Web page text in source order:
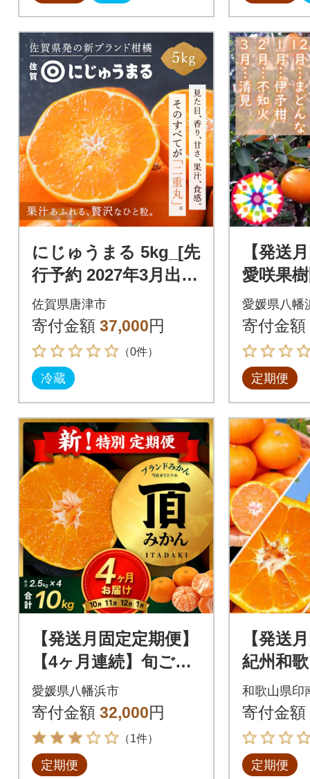
にじゅうまる 5kg_[先
行予約 2027年3月出荷
予定] 佐賀県産【高級
柑橘みかん】
佐賀県唐津市
寄付金額 37,000円
（0件）
冷蔵
【発送
愛咲果
橘定期
月)全5
愛媛県八幡
寄付金額
定期便
【発送月固定定期便】
【4ヶ月連続】旬ごと
に味わいが変化!頂み
かん 2.5kg【G31-5
8】全4回
愛媛県八幡浜市
寄付金額 32,000円
（1件）
定期便
【発送
紀州和
セット(
カン・
和歌山県印
寄付金額
定期便